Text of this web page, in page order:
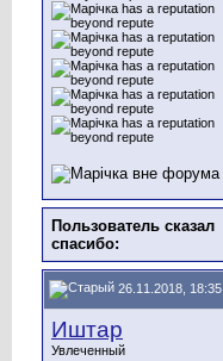
Пользователь сказал
cпасибо:
26.11.2018, 18:35
Иштар
Увлеченный